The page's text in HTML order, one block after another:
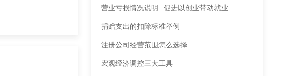
营业亏损情况说明 促进以创业带动就业
捐赠支出的扣除标准举例
注册公司经营范围怎么选择
宏观经济调控三大工具